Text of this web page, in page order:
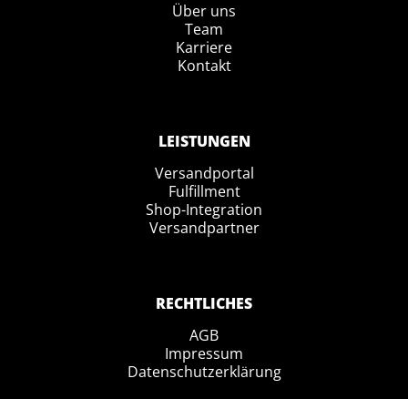
Über uns
Team
Karriere
Kontakt
LEISTUNGEN
Versandportal
Fulfillment
Shop-Integration
Versandpartner
RECHTLICHES
AGB
Impressum
Datenschutzerklärung